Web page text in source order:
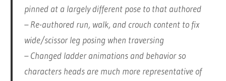
pinned at a largely different pose to that authored
– Re-authored run, walk, and crouch content to fix
wide/scissor leg posing when traversing
– Changed ladder animations and behavior so
characters heads are much more representative of